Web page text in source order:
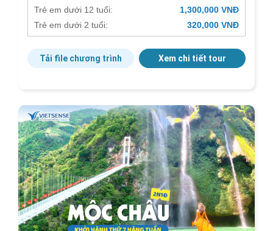
Trẻ em dưới 12 tuổi:
1,300,000 VNĐ
Trẻ em dưới 2 tuổi:
320,000 VNĐ
Tải file chương trình Xem chi tiết tour